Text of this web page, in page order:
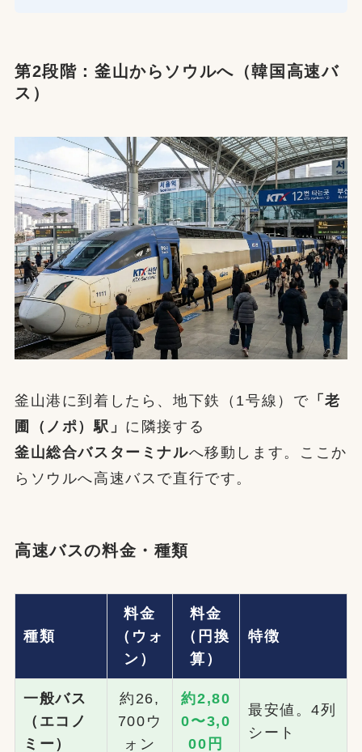
第2段階：釜山からソウルへ（韓国高速バ
ス）
釜山港に到着したら、地下鉄（1号線）で 「老
圃（ノポ）駅」 に隣接する
釜山総合バスターミナルへ移動します。ここか
らソウルへ高速バスで直行です。
高速バスの料金・種類
種類
料金
（ウォ
ン）
料金
（円換
算）
特徴
一般バス
（エコノ
ミー）
約26,
700ウ
ォン
約2,80
0〜3,0
00円
最安値。4列
シート